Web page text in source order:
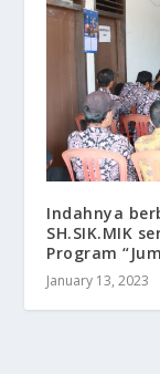
Indahnya
SH.SIK.MIK
Program
January 13, 2023